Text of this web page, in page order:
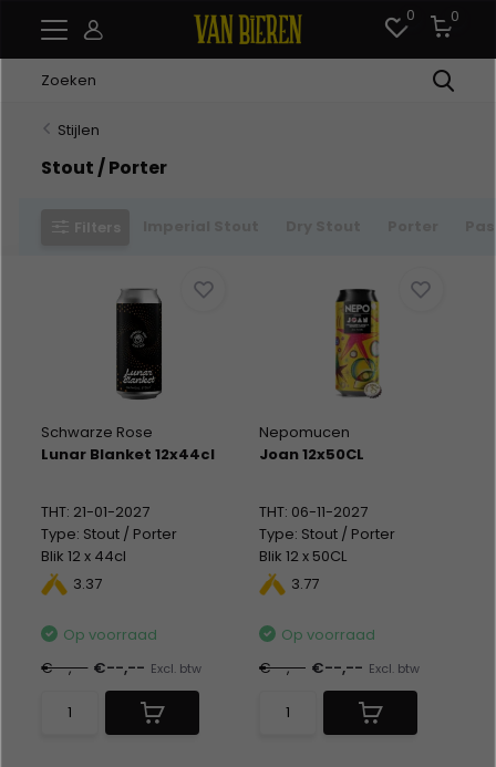
0 0
Stijlen
Stout / Porter
Schwarze Rose
Lunar Blanket 12x44cl
THT: 21-01-2027
Type: Stout / Porter
Blik 12 x 44cl
Alc %: 5,20
Statiegeld: Blik 12x0,15
3.37
Op voorraad
€--,-- €--,-- Excl. btw
Nepomucen
Joan 12x50CL
THT: 06-11-2027
Type: Stout / Porter
Blik 12 x 50CL
Alc %: 7,00
Statiegeld: Blik 12x0,15
3.77
Op voorraad
€--,-- €--,-- Excl. btw